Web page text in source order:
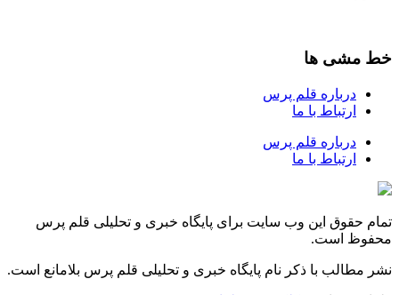
خط مشی ها
درباره قلم پرس
ارتباط با ما
درباره قلم پرس
ارتباط با ما
تمام حقوق این وب سایت برای پایگاه خبری و تحلیلی قلم پرس
محفوظ است.
نشر مطالب با ذکر نام پایگاه خبری و تحلیلی قلم پرس بلامانع است.